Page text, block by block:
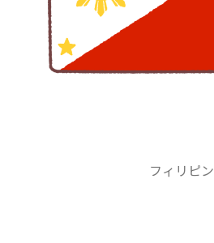
フィリピン